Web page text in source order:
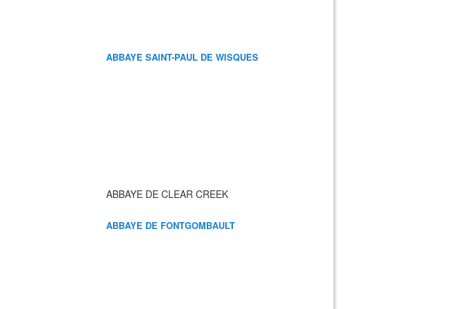
ABBAYE SAINT-PAUL DE WISQUES
ABBAYE DE CLEAR CREEK
ABBAYE DE FONTGOMBAULT